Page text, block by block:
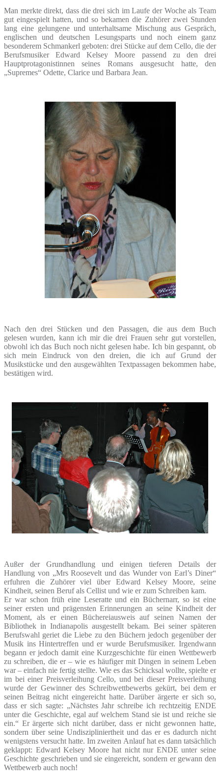
Man merkte direkt, dass die drei sich im Laufe der Woche als Team
gut eingespielt hatten, und so bekamen die Zuhörer zwei Stunden
lang eine gelungene und unterhaltsame Mischung aus Gespräch,
englischen und deutschen Lesungsparts und noch einem ganz
besonderem Schmankerl geboten: drei Stücke auf dem Cello, die der
Berufsmusiker Edward Kelsey Moore passend zu den drei
Hauptprotagonistinnen seines Romans ausgesucht hatte, den
„Supremes“ Odette, Clarice und Barbara Jean.
Nach den drei Stücken und den Passagen, die aus dem Buch
gelesen wurden, kann ich mir die drei Frauen sehr gut vorstellen,
obwohl ich das Buch noch nicht gelesen habe. Ich bin gespannt, ob
sich mein Eindruck von den dreien, die ich auf Grund der
Musikstücke und den ausgewählten Textpassagen bekommen habe,
bestätigen wird.
Außer der Grundhandlung und einigen tieferen Details der
Handlung von „Mrs Roosevelt und das Wunder von Earl’s Diner“
erfuhren die Zuhörer viel über Edward Kelsey Moore, seine
Kindheit, seinen Beruf als Cellist und wie er zum Schreiben kam.
Er war schon früh eine Leseratte und ein Büchernarr, so ist eine
seiner ersten und prägensten Erinnerungen an seine Kindheit der
Moment, als er einen Büchereiausweis auf seinen Namen der
Bibliothek in Indianapolis ausgestellt bekam. Bei seiner späteren
Berufswahl geriet die Liebe zu den Büchern jedoch gegenüber der
Musik ins Hintertreffen und er wurde Berufsmusiker. Irgendwann
begann er jedoch damit eine Kurzgeschichte für einen Wettbewerb
zu schreiben, die er – wie es häufiger mit Dingen in seinem Leben
war – einfach nie fertig stellte. Wie es das Schicksal wollte, spielte er
im bei einer Preisverleihung Cello, und bei dieser Preisverleihung
wurde der Gewinner des Schreibwettbewerbs gekürt, bei dem er
seinen Beitrag nicht eingereicht hatte. Darüber ärgerte er sich so,
dass er sich sagte: „Nächstes Jahr schreibe ich rechtzeitig ENDE
unter die Geschichte, egal auf welchem Stand sie ist und reiche sie
ein.“ Er ärgerte sich nicht darüber, dass er nicht gewonnen hatte,
sondern über seine Undiszipliniertheit und das er es dadurch nicht
wenigstens versucht hatte. Im zweiten Anlauf hat es dann tatsächlich
geklappt: Edward Kelsey Moore hat nicht nur ENDE unter seine
Geschichte geschrieben und sie eingereicht, sondern er gewann den
Wettbewerb auch noch!